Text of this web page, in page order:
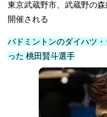
東京武蔵野市、武蔵野の
開催される
バドミントンのダイハツ
った 桃田賢斗選手